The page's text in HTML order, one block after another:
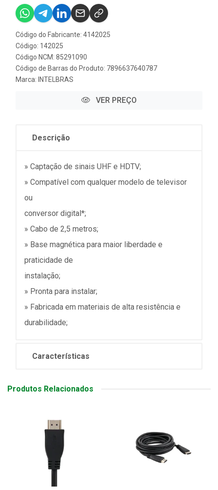
Código do Fabricante: 4142025
Código: 142025
Código NCM: 85291090
Código de Barras do Produto: 7896637640787
Marca: INTELBRAS
VER PREÇO
Descrição
» Captação de sinais UHF e HDTV;
» Compatível com qualquer modelo de televisor
ou
conversor digital*;
» Cabo de 2,5 metros;
» Base magnética para maior liberdade e
praticidade de
instalação;
» Pronta para instalar;
» Fabricada em materiais de alta resistência e
durabilidade;
Características
Produtos Relacionados